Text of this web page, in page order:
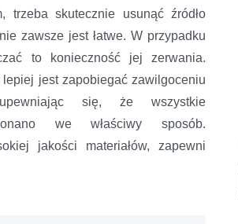
trzeba skutecznie usunąć źródło
zawsze jest łatwe. W przypadku
to konieczność jej zerwania.
jest zapobiegać zawilgoceniu
się, że wszystkie
we właściwy sposób.
jakości materiałów, zapewni